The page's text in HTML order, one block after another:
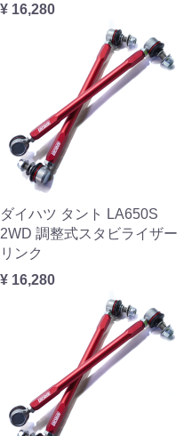
¥ 16,280
ダイハツ タント LA650S
2WD 調整式スタビライザー
リンク
¥ 16,280